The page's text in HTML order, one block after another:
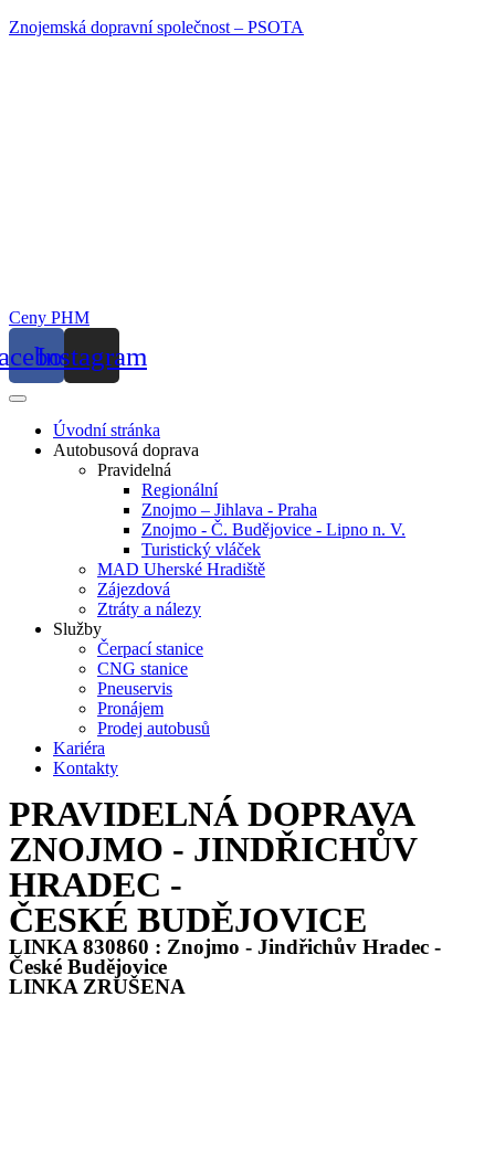
Znojemská dopravní společnost – PSOTA
Ceny PHM
Instagram
Úvodní stránka
Autobusová doprava
Pravidelná
Regionální
Znojmo – Jihlava - Praha
Znojmo - Č. Budějovice - Lipno n. V.
Turistický vláček
MAD Uherské Hradiště
Zájezdová
Ztráty a nálezy
Služby
Čerpací stanice
CNG stanice
Pneuservis
Pronájem
Prodej autobusů
Kariéra
Kontakty
PRAVIDELNÁ DOPRAVA
ZNOJMO - JINDŘICHŮV
HRADEC -
ČESKÉ BUDĚJOVICE
LINKA 830860 : Znojmo - Jindřichův Hradec -
České Budějovice
LINKA ZRUŠENA